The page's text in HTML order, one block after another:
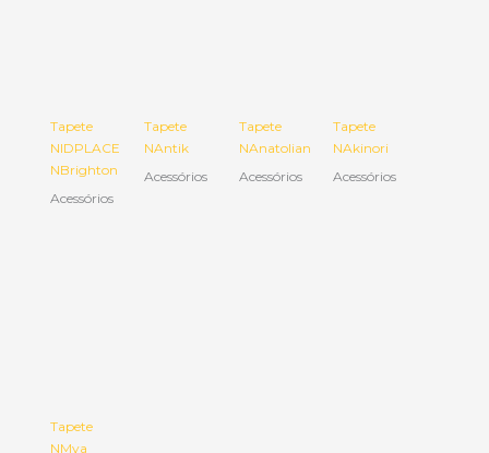
Tapete
NIDPLACE
NBrighton
Acessórios
Tapete
NAntik
Acessórios
Tapete
NAnatolian
Acessórios
Tapete
NAkinori
Acessórios
Tapete
NMya